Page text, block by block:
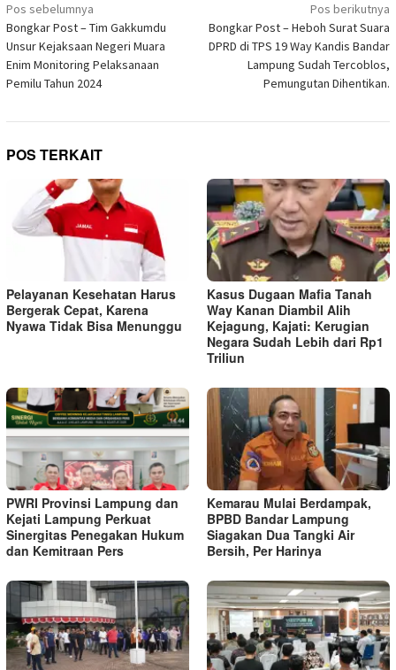
jendela
yang
baru)
Navigasi
pos
Pos sebelumnya
Bongkar Post – Tim Gakkumdu
Unsur Kejaksaan Negeri Muara
Enim Monitoring Pelaksanaan
Pemilu Tahun 2024
Pos berikutnya
Bongkar Post – Heboh Surat Suara
DPRD di TPS 19 Way Kandis Bandar
Lampung Sudah Tercoblos,
Pemungutan Dihentikan.
POS TERKAIT
Pelayanan Kesehatan Harus
Bergerak Cepat, Karena
Nyawa Tidak Bisa Menunggu
Kasus Dugaan Mafia Tanah
Way Kanan Diambil Alih
Kejagung, Kajati: Kerugian
Negara Sudah Lebih dari Rp1
Triliun
PWRI Provinsi Lampung dan
Kejati Lampung Perkuat
Sinergitas Penegakan Hukum
dan Kemitraan Pers
Kemarau Mulai Berdampak,
BPBD Bandar Lampung
Siagakan Dua Tangki Air
Bersih, Per Harinya